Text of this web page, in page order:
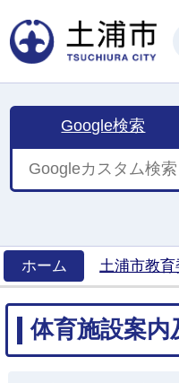
Google検索
ホーム
土浦市教育
体育施設案内